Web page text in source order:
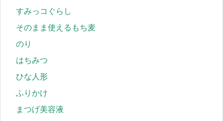
すみっコぐらし
そのまま使えるもち麦
のり
はちみつ
ひな人形
ふりかけ
まつげ美容液